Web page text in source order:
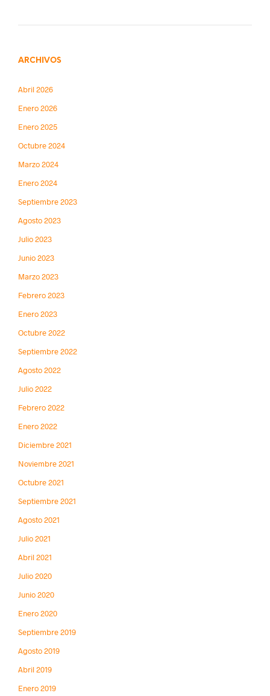
ARCHIVOS
Abril 2026
Enero 2026
Enero 2025
Octubre 2024
Marzo 2024
Enero 2024
Septiembre 2023
Agosto 2023
Julio 2023
Junio 2023
Marzo 2023
Febrero 2023
Enero 2023
Octubre 2022
Septiembre 2022
Agosto 2022
Julio 2022
Febrero 2022
Enero 2022
Diciembre 2021
Noviembre 2021
Octubre 2021
Septiembre 2021
Agosto 2021
Julio 2021
Abril 2021
Julio 2020
Junio 2020
Enero 2020
Septiembre 2019
Agosto 2019
Abril 2019
Enero 2019